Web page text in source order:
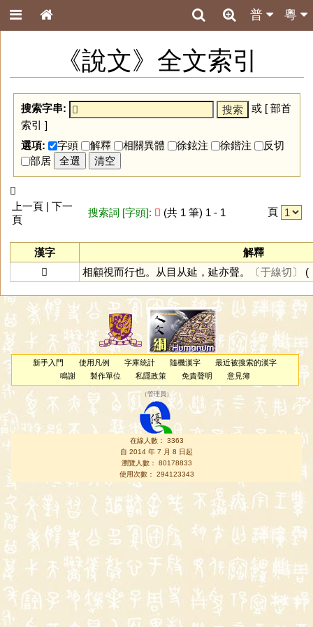
粵
普
《說文》全文索引
搜索字串: 或 [ 部首
索引 ]
選項:
字頭 解釋 相關異體 徐鉉注 徐鍇注
反切
部居
全選 清空
𢌨
上一頁 | 下一
頁
搜索詞 [字頭]: 𢌨 (共 1 筆) 1 - 1 頁
漢字
解釋
𢌨
相顧視而行也。从目从㢟，㢟亦聲。 〔于線切〕 (
新手入門 使用凡例 字庫統計 隨機漢字
最近被搜索的漢字
鳴謝
製作單位 私隱政策 免責聲明 意見簿
（管理員 ）
在線人數： 3363
自 2014 年 7 月 8 日起
瀏覽人數： 80178833
使用次數： 294123343